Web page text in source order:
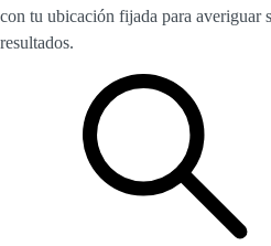
con tu ubicación fijada para averiguar
resultados.